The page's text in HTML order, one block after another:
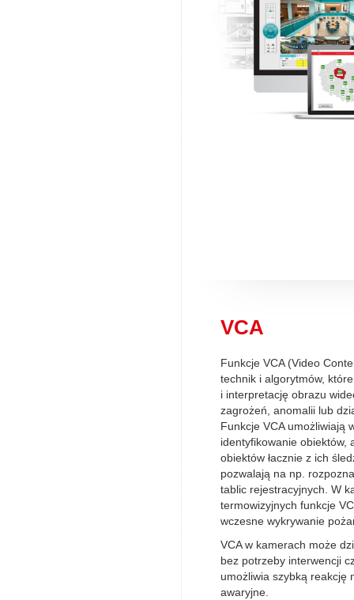
VCA
Funkcje VCA (Video
technik i algorytmów,
i interpretację obrazu
zagrożeń, anomalii lub
Funkcje VCA umożliwiają
identyfikowanie obiektów,
obiektów łacznie z ich
pozwalają na np.
tablic rejestracyjnych. W
termowizyjnych funkcje
wczesne wykrywanie
VCA w kamerach może
bez potrzeby interwencji
umożliwia szybką reakcję
awaryjne.